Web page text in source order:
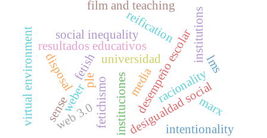
universidad
fetichismo
resultados educativosdesempeño escolar
social inequality
desigualdad social
racionality
weber
institutions
instituciones
fetish
disposal
reification
marx
media
film and teaching
virtual environment ple
lms
web 3.0 intentionality
sense